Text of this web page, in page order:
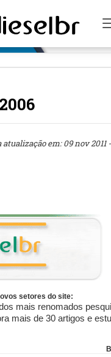
em: 09 nov 2011 -
setores do site:
mais renomados
mais de 30 artigos e